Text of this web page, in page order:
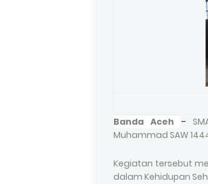
Banda Aceh –
Muhammad SAW
Kegiatan tersebut
dalam Kehidupan